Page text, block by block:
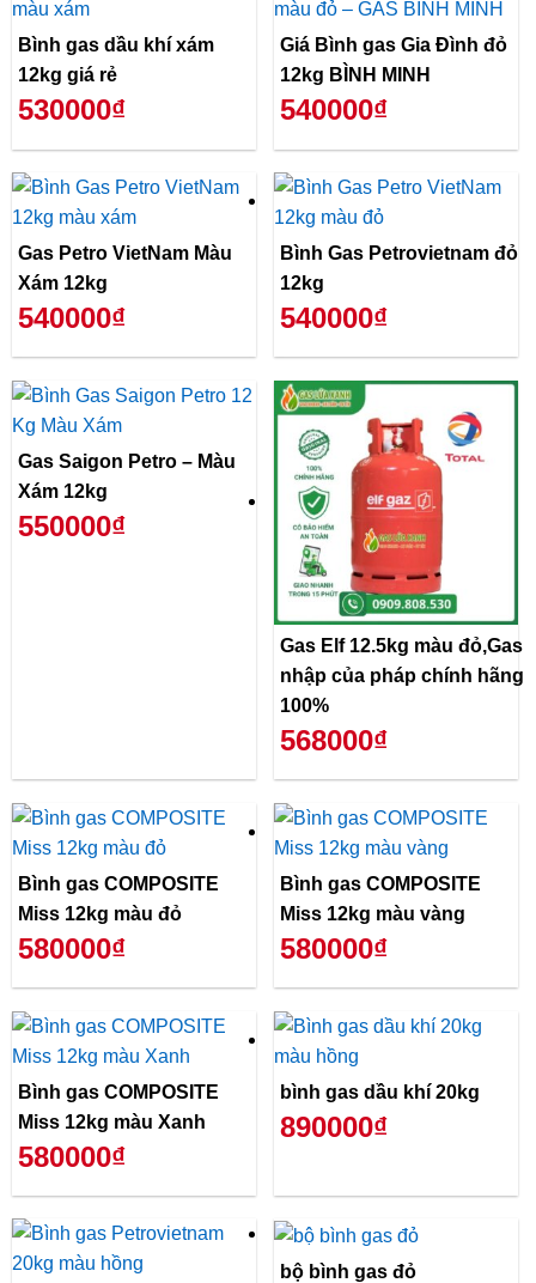
Bình gas dầu khí xám
12kg giá rẻ
530000₫
Giá Bình gas Gia Đình đỏ
12kg BÌNH MINH
540000₫
Gas Petro VietNam Màu
Xám 12kg
540000₫
Bình Gas Petrovietnam đỏ
12kg
540000₫
Gas Saigon Petro – Màu
Xám 12kg
550000₫
Gas Elf 12.5kg màu đỏ,Gas
nhập của pháp chính hãng
100%
568000₫
Bình gas COMPOSITE
Miss 12kg màu đỏ
580000₫
Bình gas COMPOSITE
Miss 12kg màu vàng
580000₫
Bình gas COMPOSITE
Miss 12kg màu Xanh
580000₫
bình gas dầu khí 20kg
890000₫
bộ bình gas đỏ